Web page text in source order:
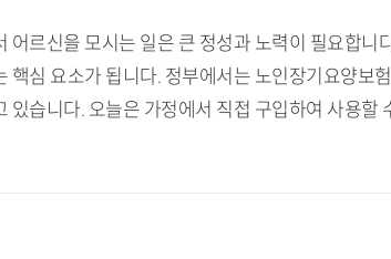
어르신을 모시는 일은 큰 정성과 노력이 필요합
핵심 요소가 됩니다. 정부에서는 노인장기요양보
있습니다. 오늘은 가정에서 직접 구입하여 사용